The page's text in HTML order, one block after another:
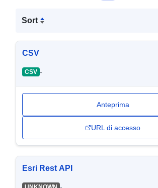
Sort
CSV
CSV -
Anteprima
URL di accesso
Esri Rest API